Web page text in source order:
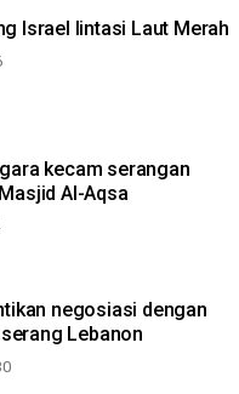
Israel lintasi Laut Merah
kecam serangan
Al-Aqsa
negosiasi dengan
Lebanon